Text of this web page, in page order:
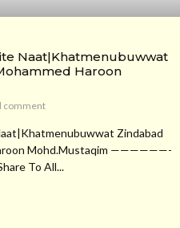
Naat|Khatmenubuwwat
Haroon
comment
Zindabad
Mohd.Mustaqim ——————-
To All...